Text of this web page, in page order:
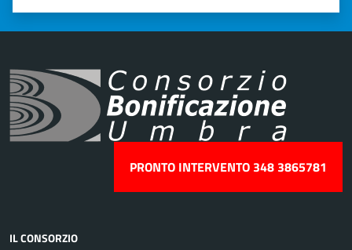
Valuta 5 stelle su 5
Valuta 4 stelle su 5
Valuta 3 stelle su 5
Valuta 2 stelle su 5
Valuta 1 stelle su 5
PRONTO INTERVENTO 348 3865781
IL CONSORZIO